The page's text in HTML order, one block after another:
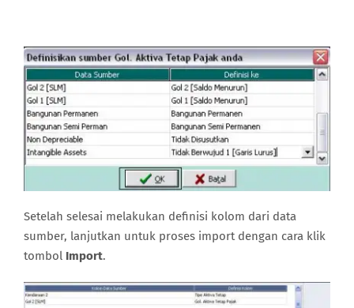
Setelah selesai melakukan definisi kolom dari data
sumber, lanjutkan untuk proses import dengan cara klik
tombol Import.